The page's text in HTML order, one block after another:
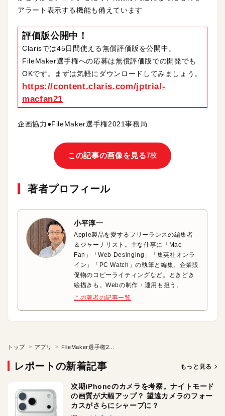
アラート表示する機能も備えています
評価版公開中！
Clarisでは45日間使える無償評価版を公開中。
FileMaker選手権への応募は無償評価版での開発でも
OKです。まずは気軽にダウンロードしてみましょう。
https://content.claris.com/jptrial-
macfan21
企画協力●FileMaker選手権2021事務局
この記事の画像を見る7枚
著者プロフィール
小平淳一
Apple製品を愛するフリーランスの編集者
＆ジャーナリスト。主な仕事に「Mac
Fan」「Web Desinging」「集英社オンラ
イン」「PC Watch」の執筆と編集、企業販
促物のコピーライティングなど。ときどき
絵描きも。Webの制作・運用も担う。
この著者の記事一覧
トップ アプリ
レポートの新着記事 もっと見る
次期iPhoneのカメラを考察。ナイトモード
の画質が大幅アップ？ 望遠カメラのフォー
カスがさらにシャープに？